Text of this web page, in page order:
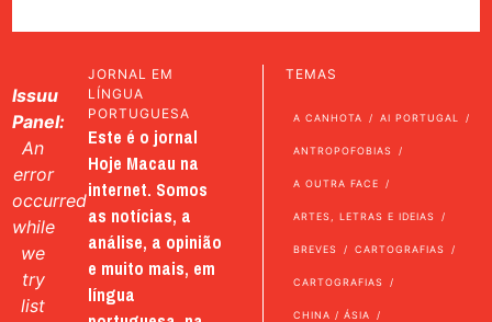
Issuu
Panel:
An
error
occurred
while
we
try
list
JORNAL EM
LÍNGUA
PORTUGUESA
Este é o jornal
Hoje Macau na
internet. Somos
as notícias, a
análise, a opinião
e muito mais, em
língua
TEMAS
A CANHOTA AI PORTUGAL
ANTROPOFOBIAS
A OUTRA FACE
ARTES, LETRAS E IDEIAS
BREVES CARTOGRAFIAS
CARTOGRAFIAS
CHINA / ÁSIA